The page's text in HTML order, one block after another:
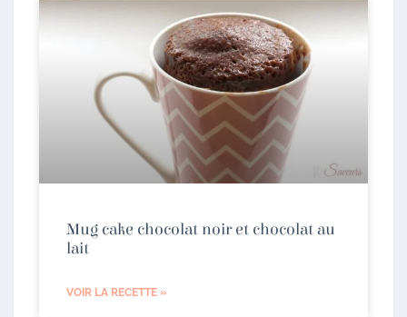
Mug cake chocolat noir et chocolat au
lait
VOIR LA RECETTE »